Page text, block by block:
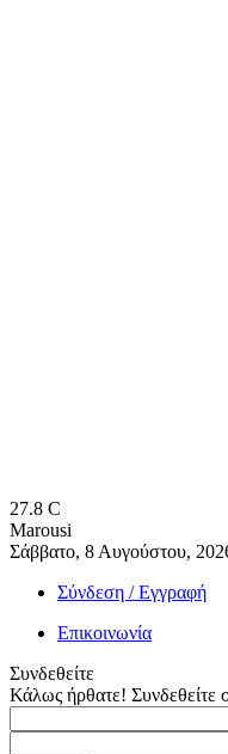
27.8 C
Marousi
Σάββατο, 8 Αυγούστου,
Σύνδεση / Εγγραφή
Επικοινωνία
Συνδεθείτε
Κάλως ήρθατε! Συνδεθείτε